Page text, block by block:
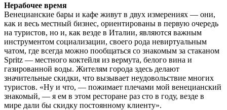
Нерабочее время
Венецианские бары и кафе живут в двух измерениях — они,
как и весь местный бизнес, ориентированы в первую очередь
на туристов, но и, как везде в Италии, являются важным
инструментом социализации, своего рода невиртуальным
чатом, где всегда можно пообщаться со знакомым за стаканом
Spritz — местного коктейля из вермута, белого вина и
газированной воды. Жителям города здесь делают
значительные скидки, что вызывает неудовольствие многих
туристов. «Ну и что, — пожимает плечами мой венецианский
знакомый, — я ем в этом ресторане раз сто в году, везде в
мире дали бы скидку постоянному клиенту».